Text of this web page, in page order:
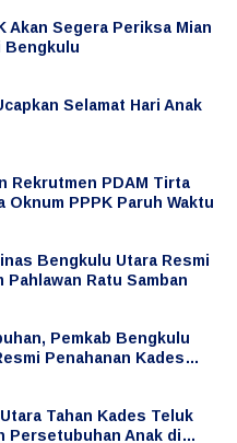
Akan Segera Periksa Mian
Bengkulu
Selamat Hari Anak
Rekrutmen PDAM Tirta
Oknum PPPK Paruh Waktu
Bengkulu Utara Resmi
Pemkab Bengkulu
Penahanan Kades
Tahan Kades Teluk
Persetubuhan Anak di